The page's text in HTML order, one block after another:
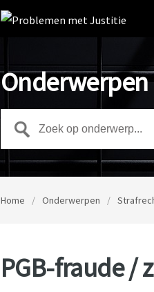
Onderwerpen
Home / Onderwerpen /
PGB-fraude /